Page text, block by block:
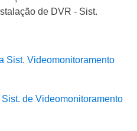
de DVR - Sist.
Sist. Videomonitoramento
de Videomonitoramento